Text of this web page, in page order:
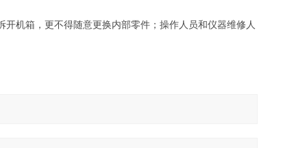
机箱，更不得随意更换内部零件；操作人员和仪器维修人